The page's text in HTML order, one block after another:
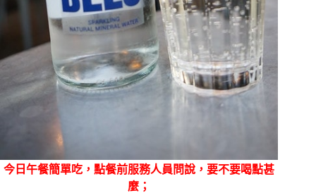
今日午餐簡單吃，點餐前服務人員問說，要不要喝點甚
麼；